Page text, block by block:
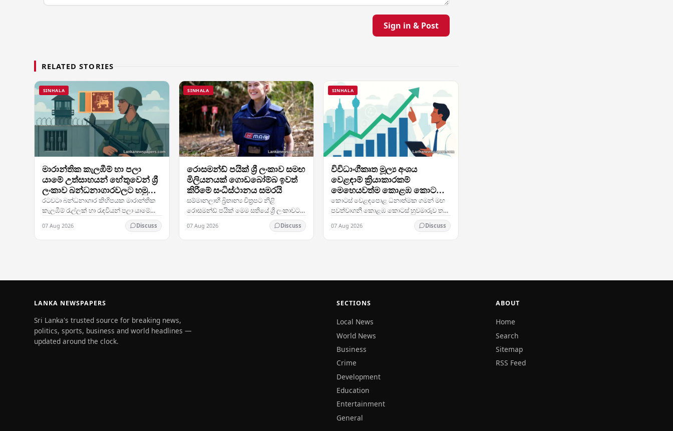
Sign in & Post
RELATED STORIES
SINHALA
මාරාන්තික කැලඹීම් හා පලා
යාමේ උත්සාහයන් හේතුවෙන් ශ්‍රී
ලංකාව බන්ධනාගාරවලට හමුදා
යොදවයි
රටවටා බන්ධනාගාර කිහිපයක මාරාන්තික
කැලඹීම් රැල්ලක් හා රැඳවියන් පලා යාමේ
උත්සාහයන් ඇති වීමත් සමඟ, රටේ නිවැරදි
කිරීමේ පහසුකම්වල ආරක්ෂාව පිළිබඳ දැඩි
කනස්සල්ල මතු…
07 Aug 2026 Discuss
SINHALA
රොසමන්ඩ් පයික් ශ්‍රී ලංකාව සමඟ
මිලියනයක් ගොඩබෝම්බ ඉවත්
කිරීමේ සංධිස්ථානය සමරයි
සම්මානලාභී බ්‍රිතාන්‍ය චිත්‍රපට නිළි
රොසමන්ඩ් පයික් මෙම සතියේ ශ්‍රී ලංකාවට
පැමිණ සිටින්නේ Mines Advisory Group
(MAG) සංවිධානයේ තානාපතිනිය ලෙස
ඇයට හිමි…
07 Aug 2026 Discuss
SINHALA
විවිධාංගීකෘත මූල්‍ය අංශය
වෙළඳාම් ක්‍රියාකාරකම්
මෙහෙයවත්ම කොළඹ කොටස්
වෙළඳපොළ ඉහළ ගමන් ඉදිරියට
කොටස් වෙළඳපොළ ධනාත්මක ගමන් මඟ
පවත්වාගනී කොළඹ කොටස් හුවමාරුව තම
ඉහළ ගමන් මඟ අඛණ්ඩව පවත්වාගෙන යන
අතර, නවතම වෙළඳාම් සැසිය තුළ සමස්ත
පිරිවැටුම මෙහෙයවන ප්‍රධාන…
07 Aug 2026 Discuss
LANKA NEWSPAPERS
Sri Lanka's trusted source for breaking news,
politics, sports, business and world headlines —
updated around the clock.
SECTIONS
Local News
World News
Business
Crime
Development
Education
Entertainment
General
ABOUT
Home
Search
Sitemap
RSS Feed